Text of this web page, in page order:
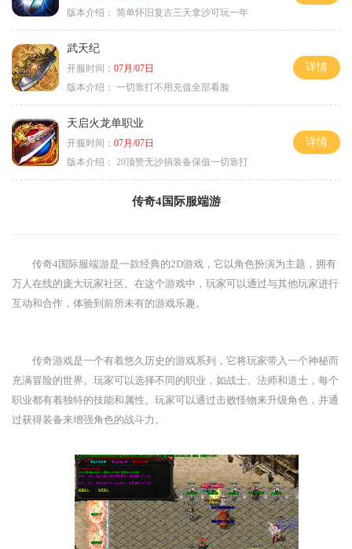
版本介绍： 简单怀旧复古三天拿沙可玩一年
武天纪
开服时间： 07月/07日
版本介绍： 一切靠打不用充值全部看脸
详情
天启火龙单职业
开服时间： 07月/07日
版本介绍： 20顶赞无沙捐装备保值一切靠打
详情
传奇4国际服端游
传奇4国际服端游是一款经典的2D游戏，它以角色扮演为主题，拥有
万人在线的庞大玩家社区。在这个游戏中，玩家可以通过与其他玩家进行
互动和合作，体验到前所未有的游戏乐趣。
传奇游戏是一个有着悠久历史的游戏系列，它将玩家带入一个神秘而
充满冒险的世界。玩家可以选择不同的职业，如战士、法师和道士，每个
职业都有着独特的技能和属性。玩家可以通过击败怪物来升级角色，并通
过获得装备来增强角色的战斗力。